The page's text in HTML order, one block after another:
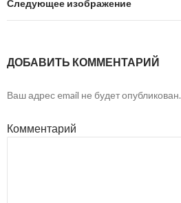
Следующее изображение
ДОБАВИТЬ КОММЕНТАРИЙ
Ваш адрес email не будет опубликован.
Комментарий